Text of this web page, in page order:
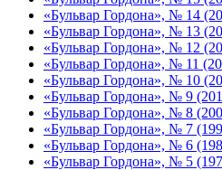
«Бульвар Гордона», № 14
«Бульвар Гордона», № 13
«Бульвар Гордона», № 12
«Бульвар Гордона», № 11
«Бульвар Гордона», № 10
«Бульвар Гордона», № 9
«Бульвар Гордона», № 8
«Бульвар Гордона», № 7
«Бульвар Гордона», № 6
«Бульвар Гордона», № 5